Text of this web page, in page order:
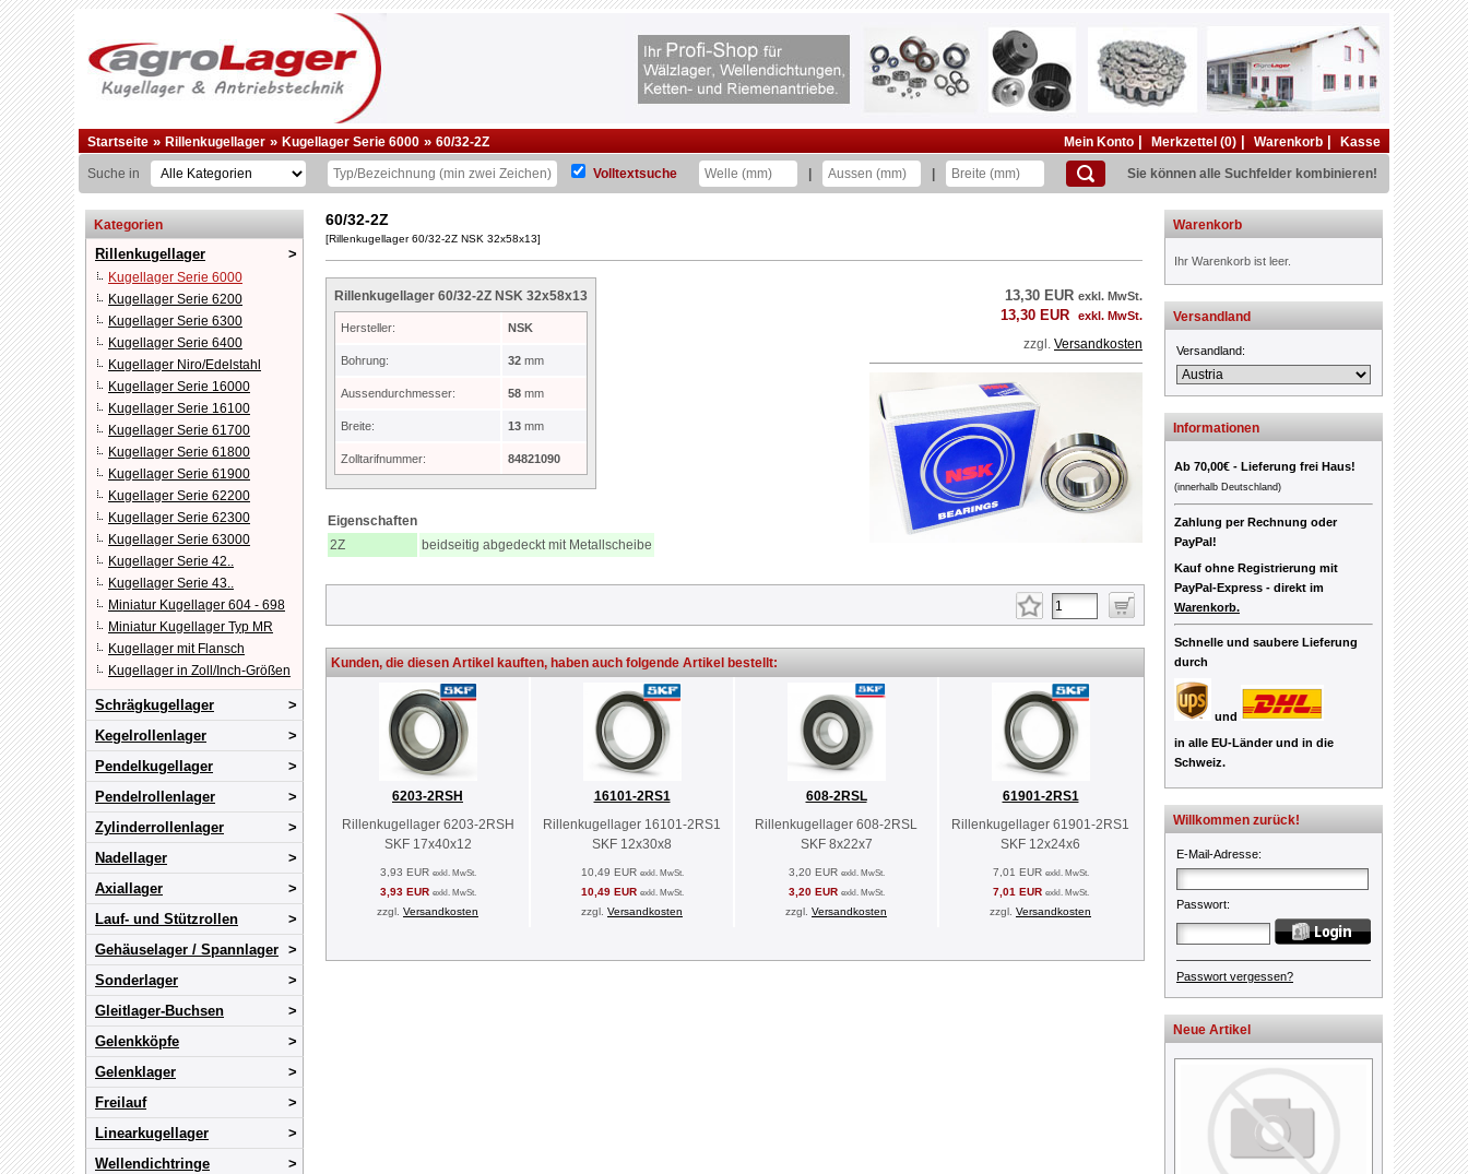
Startseite » Rillenkugellager » Kugellager Serie 6000 » 60/32-2Z Mein Konto Merkzettel (0) Warenkorb Kasse
Suche in Volltextsuche Sie können alle Suchfelder kombinieren!
Kategorien
Rillenkugellager
Kugellager Serie 6000
Kugellager Serie 6200
Kugellager Serie 6300
Kugellager Serie 6400
Kugellager Niro/Edelstahl
Kugellager Serie 16000
Kugellager Serie 16100
Kugellager Serie 61700
Kugellager Serie 61800
Kugellager Serie 61900
Kugellager Serie 62200
Kugellager Serie 62300
Kugellager Serie 63000
Kugellager Serie 42..
Kugellager Serie 43..
Miniatur Kugellager 604 - 698
Miniatur Kugellager Typ MR
Kugellager mit Flansch
Kugellager in Zoll/Inch-Größen
Schrägkugellager
Kegelrollenlager
Pendelkugellager
Pendelrollenlager
Zylinderrollenlager
Nadellager
Axiallager
Lauf- und Stützrollen
Gehäuselager / Spannlager
Sonderlager
Gleitlager-Buchsen
Gelenkköpfe
Gelenklager
Freilauf
Linearkugellager
Wellendichtringe
60/32-2Z
[Rillenkugellager 60/32-2Z NSK 32x58x13]
Rillenkugellager 60/32-2Z NSK 32x58x13
Hersteller: NSK
Bohrung: 32 mm
Aussendurchmesser: 58 mm
Breite: 13 mm
Zolltarifnummer: 84821090
Eigenschaften
2Z
beidseitig abgedeckt mit Metallscheibe
13,30 EUR exkl. MwSt.
13,30 EUR exkl. MwSt.
zzgl. Versandkosten
Kunden, die diesen Artikel kauften, haben auch folgende Artikel bestellt:
6203-2RSH
Rillenkugellager 6203-2RSH
SKF 17x40x12
3,93 EUR exkl. MwSt.
3,93 EUR exkl. MwSt.
zzgl. Versandkosten
16101-2RS1
Rillenkugellager 16101-2RS1
SKF 12x30x8
10,49 EUR exkl. MwSt.
10,49 EUR exkl. MwSt.
zzgl. Versandkosten
608-2RSL
Rillenkugellager 608-2RSL
SKF 8x22x7
3,20 EUR exkl. MwSt.
3,20 EUR exkl. MwSt.
zzgl. Versandkosten
61901-2RS1
Rillenkugellager 61901-2RS1
SKF 12x24x6
7,01 EUR exkl. MwSt.
7,01 EUR exkl. MwSt.
zzgl. Versandkosten
Warenkorb
Ihr Warenkorb ist leer.
Versandland
Versandland:
Informationen
Ab 70,00€ - Lieferung frei Haus!
(innerhalb Deutschland)
Zahlung per Rechnung oder
PayPal!
Kauf ohne Registrierung mit
PayPal-Express - direkt im
Warenkorb.
Schnelle und saubere Lieferung
durch
und
in alle EU-Länder und in die
Schweiz.
Willkommen zurück!
E-Mail-Adresse:
Passwort:
Passwort vergessen?
Neue Artikel